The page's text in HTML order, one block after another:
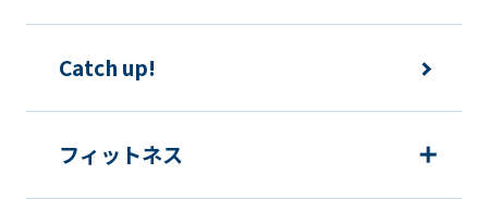
Catch up!
フィットネス